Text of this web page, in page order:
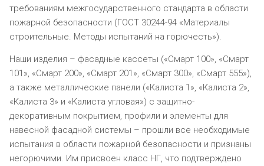
требованиям межгосударственного стандарта в области
пожарной безопасности (ГОСТ 30244-94 «Материалы
строительные. Методы испытаний на горючесть»).
Наши изделия – фасадные кассеты («Смарт 100», «Смарт
101», «Смарт 200», «Смарт 201», «Смарт 300», «Смарт 555»),
а также металлические панели («Калиста 1», «Калиста 2»,
«Калиста 3» и «Калиста угловая») с защитно-
декоративным покрытием, профили и элементы для
навесной фасадной системы – прошли все необходимые
испытания в области пожарной безопасности и признаны
негорючими. Им присвоен класс НГ, что подтверждено